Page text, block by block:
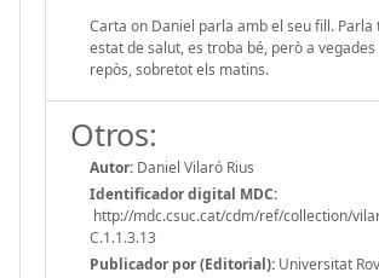
Carta on Daniel parla amb el seu fill. Parla
estat de salut, es troba bé, però a
repòs, sobretot els matins.
Otros:
Autor: Daniel Vilaró Rius
Identificador digital MDC:
http://mdc.csuc.cat/cdm/ref/collection/
C.1.1.3.13
Publicador por (Editorial): Universitat